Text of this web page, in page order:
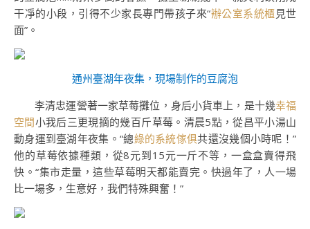
干凈的小段，引得不少家長專門帶孩子來“辦公室系統櫃見世
面”。
通州臺湖年夜集，現場制作的豆腐泡
李清忠運營著一家草莓攤位，身后小貨車上，是十幾幸福
空間小我后三更現摘的幾百斤草莓。清晨5點，從昌平小湯山
動身運到臺湖年夜集。“總綠的系統傢俱共還沒幾個小時呢！”
他的草莓依據種類，從8元到15元一斤不等，一盒盒賣得飛
快。“集市走量，這些草莓明天都能賣完。快過年了，人一場
比一場多，生意好，我們特殊興奮！”